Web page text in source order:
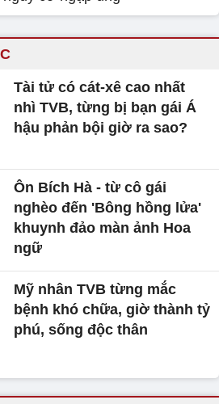
Tài tử có cát-xê cao nhất
nhì TVB, từng bị bạn gái Á
hậu phản bội giờ ra sao?
Ôn Bích Hà - từ cô gái
nghèo đến 'Bông hồng lửa'
khuynh đảo màn ảnh Hoa
ngữ
Mỹ nhân TVB từng mắc
bệnh khó chữa, giờ thành tỷ
phú, sống độc thân